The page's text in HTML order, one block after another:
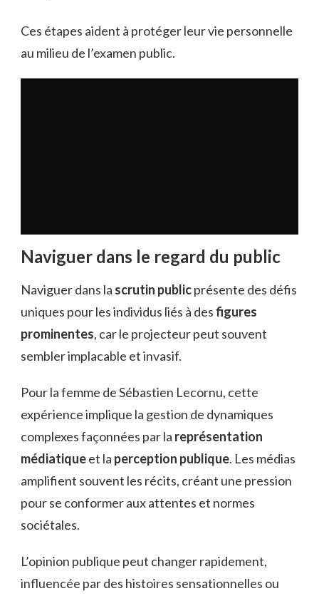
Ces étapes aident à protéger leur vie personnelle
au milieu de l’examen public.
Naviguer dans le regard du public
Naviguer dans la scrutin publicprésente des défis
uniques pour les individus liés à desfigures
prominentes, car le projecteur peut souvent
sembler implacable et invasif.
Pour la femme de Sébastien Lecornu, cette
expérience implique la gestion de dynamiques
complexes façonnées par la représentation
médiatiqueet la perception publique. Les médias
amplifient souvent les récits, créant une pression
pour se conformer aux attentes et normes
sociétales.
L’opinion publique peut changer rapidement,
influencée par des histoires sensationnelles ou